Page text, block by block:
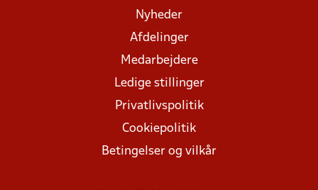
Nyheder
Afdelinger
Medarbejdere
Ledige stillinger
Privatlivspolitik
Cookiepolitik
Betingelser og vilkår